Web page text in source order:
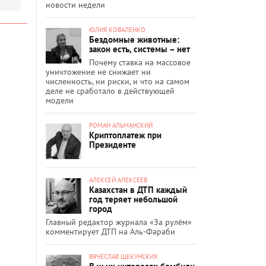
новости недели
ЮЛИЯ КОВАЛЕНКО
Бездомные животные:
закон есть, системы – нет
Почему ставка на массовое
уничтожение не снижает ни
численность, ни риски, и что на самом
деле не сработало в действующей
модели
РОМАН АЛЬМАНСКИЙ
Криптоплатеж при
Президенте
АЛЕКСЕЙ АЛЕКСЕЕВ
Казахстан в ДТП каждый
год теряет небольшой
город
Главный редактор журнала «За рулём»
комментирует ДТП на Аль-Фараби
ВЯЧЕСЛАВ ЩЕКУНСКИХ